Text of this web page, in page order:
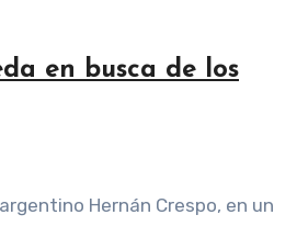
en busca de los